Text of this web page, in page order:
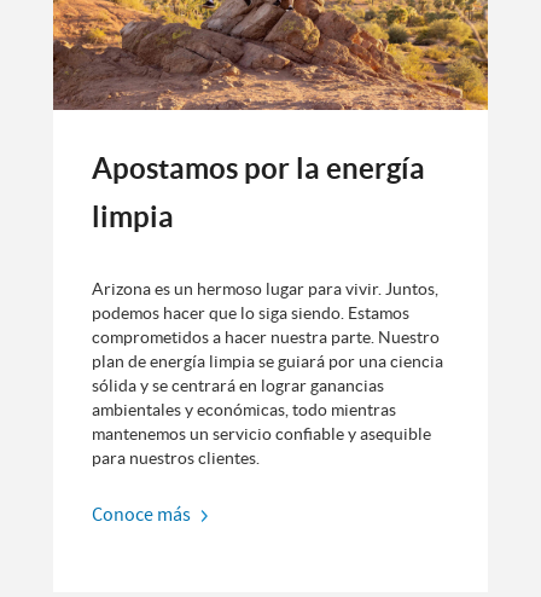
Apostamos por la energía
limpia
Arizona es un hermoso lugar para vivir. Juntos,
podemos hacer que lo siga siendo. Estamos
comprometidos a hacer nuestra parte. Nuestro
plan de energía limpia se guiará por una ciencia
sólida y se centrará en lograr ganancias
ambientales y económicas, todo mientras
mantenemos un servicio confiable y asequible
para nuestros clientes.
Conoce más